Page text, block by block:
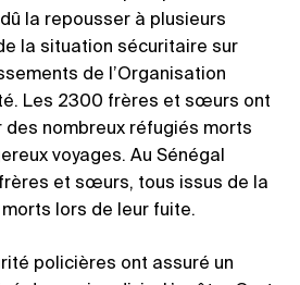
la repousser à plusieurs
la situation sécuritaire sur
de l’Organisation
Les 2300 frères et sœurs ont
des nombreux réfugiés morts
voyages. Au Sénégal
et sœurs, tous issus de la
lors de leur fuite.
policières ont assuré un